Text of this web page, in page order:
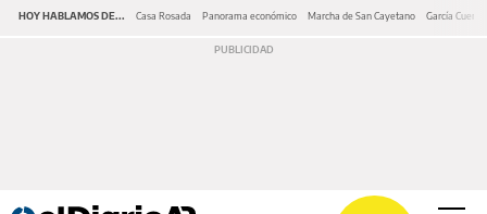
HOY HABLAMOS DE... Casa Rosada Panorama económico Marcha de San Cayetano García Cuerva